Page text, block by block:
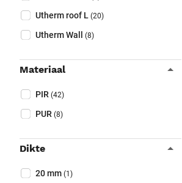
Utherm roof L (20)
Utherm Wall (8)
Materiaal
Materiaal (Optioneel)
PIR (42)
PUR (8)
Dikte
Dikte (Optioneel)
20 mm (1)